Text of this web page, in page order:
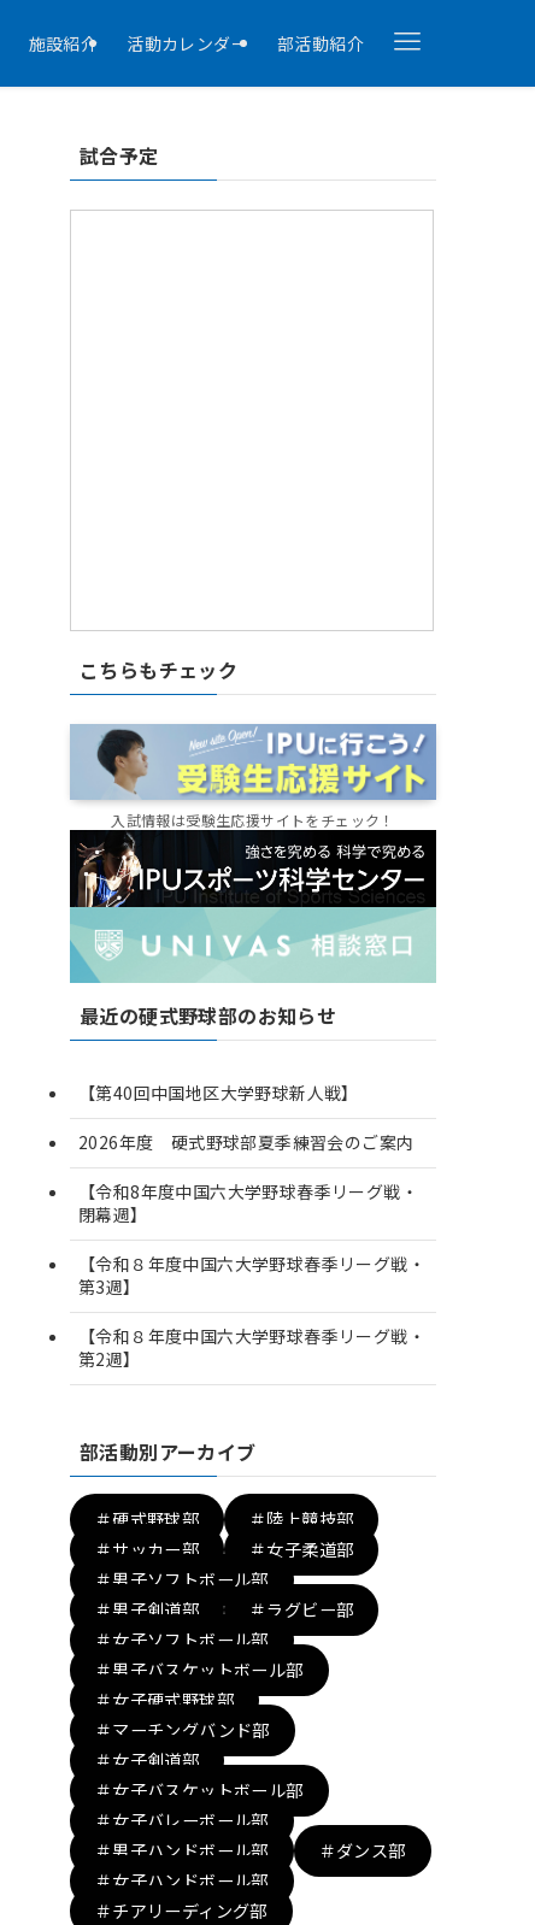
施設紹介 活動カレンダー 部活動紹介
試合予定
こちらもチェック
入試情報は受験生応援サイトをチェック！
最近の硬式野球部のお知らせ
【第40回中国地区大学野球新人戦】
2026年度 硬式野球部夏季練習会のご案内
【令和8年度中国六大学野球春季リーグ戦・
閉幕週】
【令和８年度中国六大学野球春季リーグ戦・
第3週】
【令和８年度中国六大学野球春季リーグ戦・
第2週】
部活動別アーカイブ
＃硬式野球部
＃陸上競技部
＃サッカー部
＃女子柔道部
＃男子ソフトボール部
＃男子剣道部
＃ラグビー部
＃女子ソフトボール部
＃男子バスケットボール部
＃女子硬式野球部
＃マーチングバンド部
＃女子剣道部
＃女子バスケットボール部
＃女子バレーボール部
＃男子ハンドボール部
＃ダンス部
＃女子ハンドボール部
＃チアリーディング部